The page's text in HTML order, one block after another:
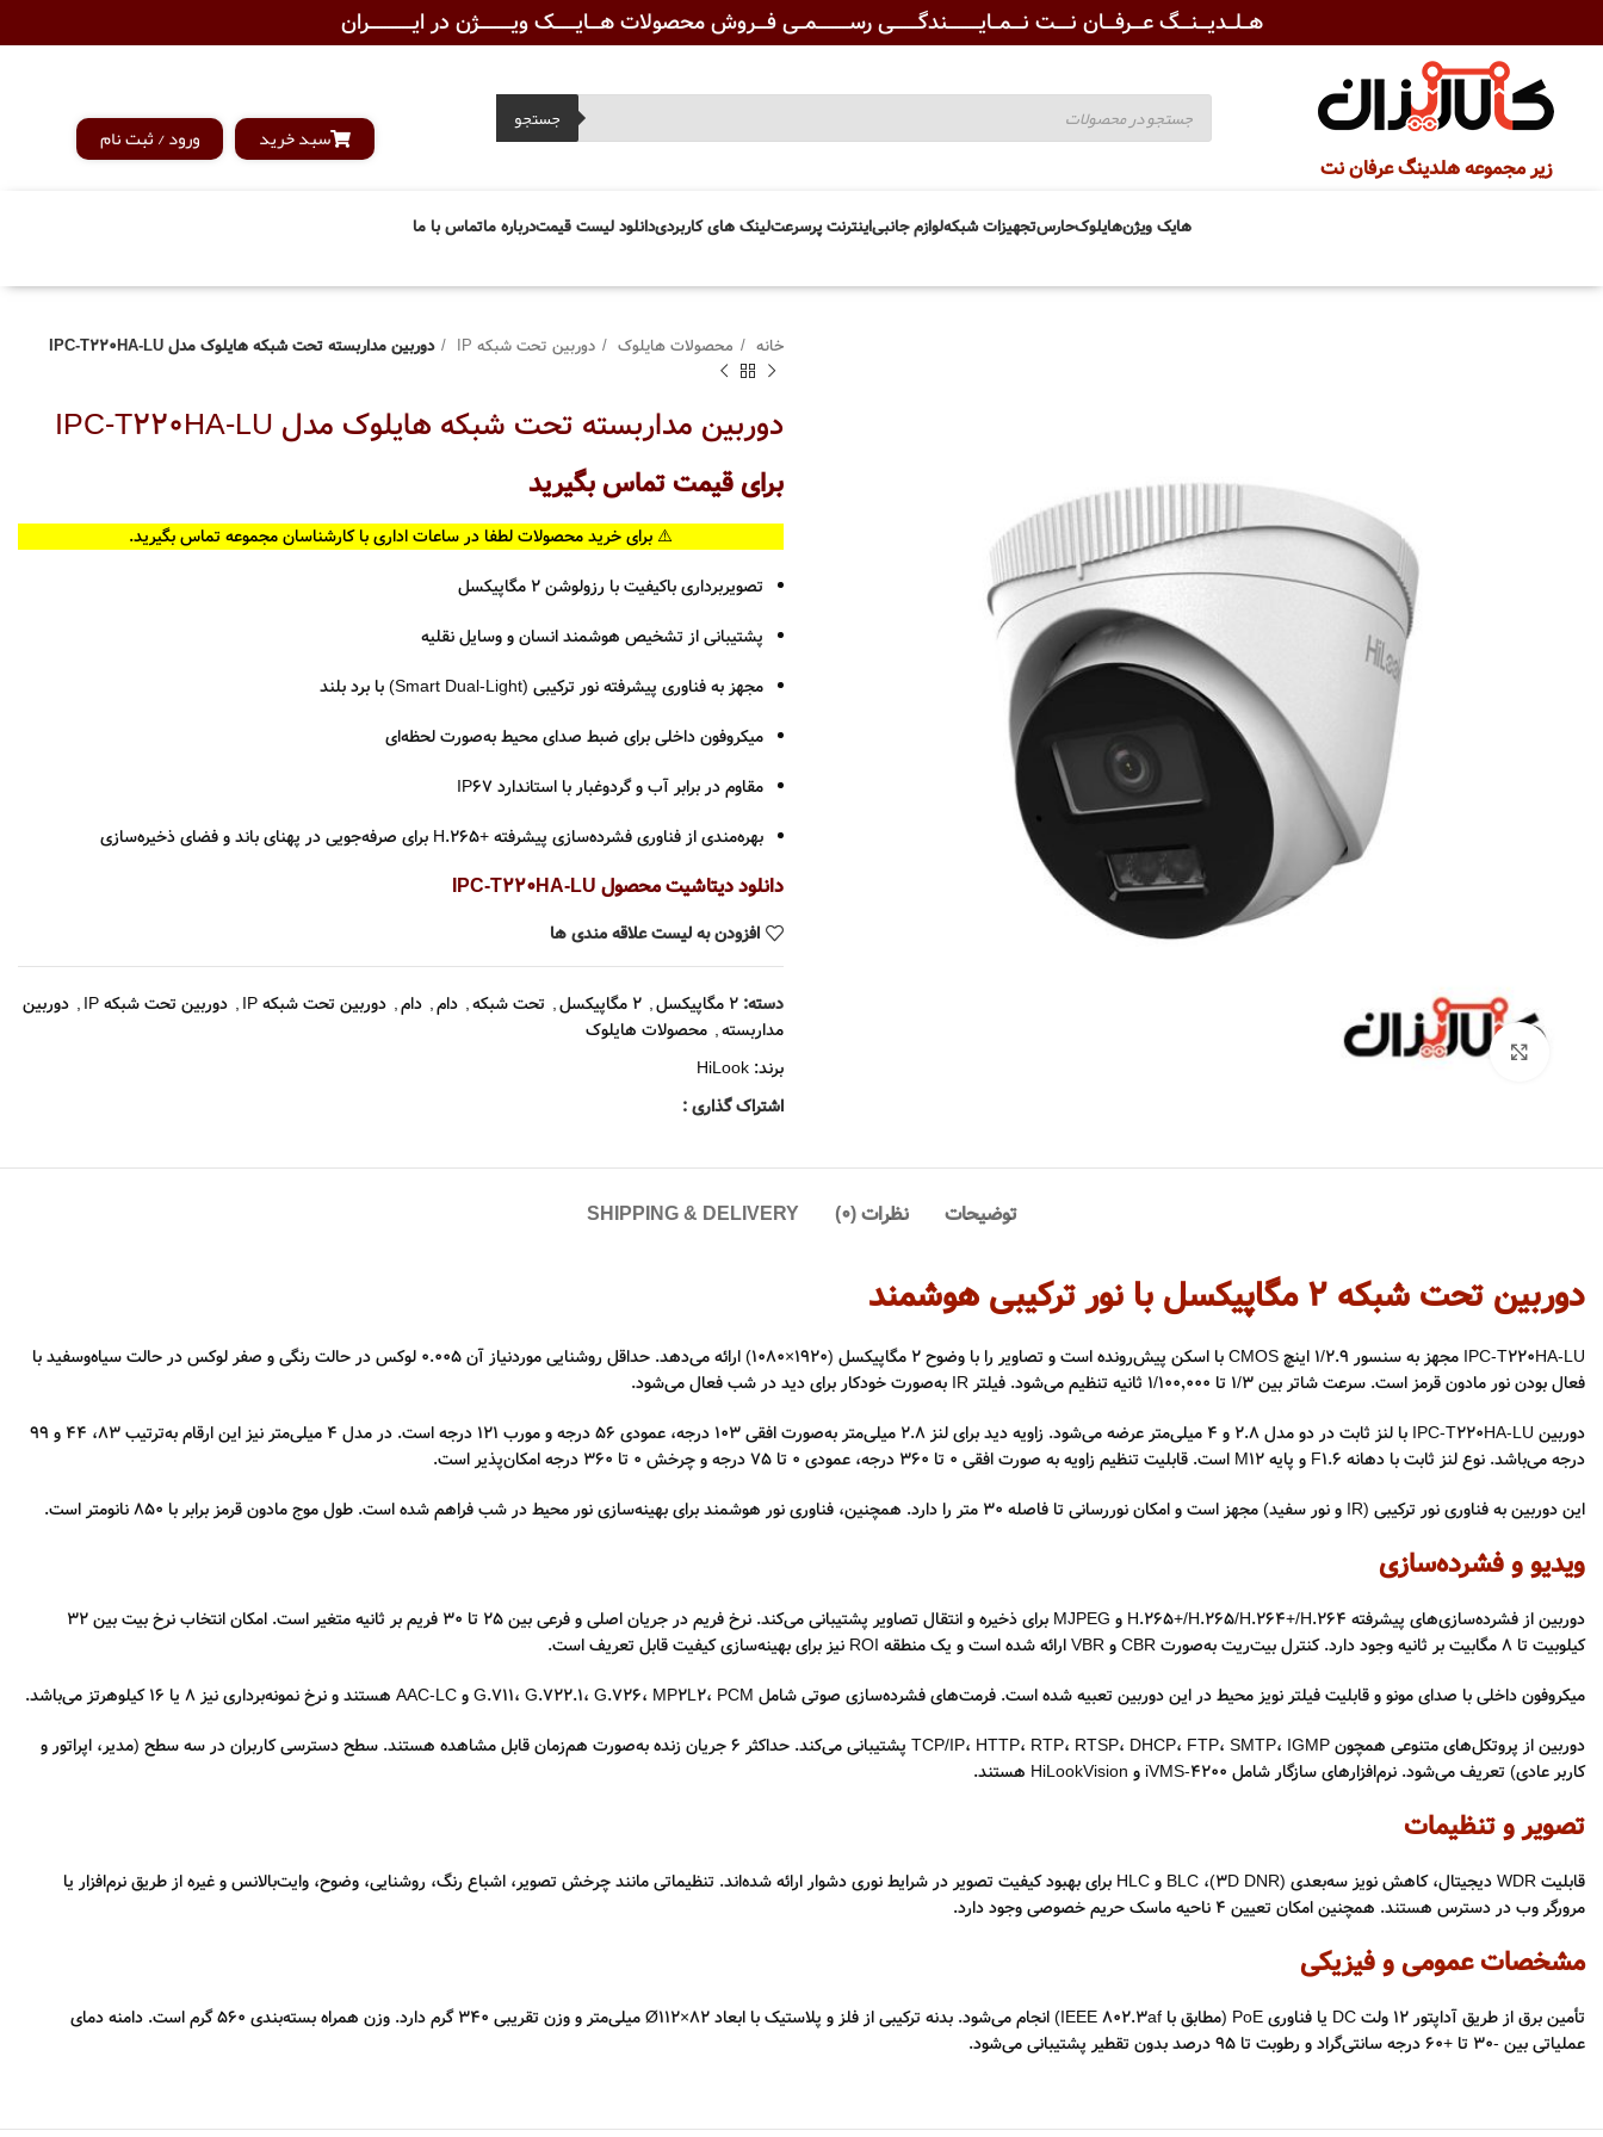
هــلــدیـــنـــگ عـــرفـــان نــــت نـــمــایـــــــــندگـــــــی رســـــــــمــی فـــروش محصولات هـــایــــــک ویـــــــــژن در ایــــــــــــران
زیر مجموعه هلدینگ عرفان نت
جستجو
سبد خرید ورود / ثبت نام
هایک ویژنهایلوکحارستجهیزات شبکهلوازم جانبیاینترنت پرسرعتلینک های کاربردیدانلود لیست قیمتدرباره ماتماس با ما
Click to enlarge
خانه محصولات هایلوک دوربین تحت شبکه IP دوربین مداربسته تحت شبکه هایلوک مدل IPC-T220HA-LU
دوربین مداربسته تحت شبکه هایلوک مدل IPC-T220HA-LU
برای قیمت تماس بگیرید
⚠️ برای خرید محصولات لطفا در ساعات اداری با کارشناسان مجموعه تماس بگیرید.
تصویربرداری باکیفیت با رزولوشن ۲ مگاپیکسل
پشتیبانی از تشخیص هوشمند انسان و وسایل نقلیه
مجهز به فناوری پیشرفته نور ترکیبی (Smart Dual-Light) با برد بلند
میکروفون داخلی برای ضبط صدای محیط به‌صورت لحظه‌ای
مقاوم در برابر آب و گردوغبار با استاندارد IP67
بهره‌مندی از فناوری فشرده‌سازی پیشرفته +H.265 برای صرفه‌جویی در پهنای باند و فضای ذخیره‌سازی
دانلود دیتاشیت محصول IPC-T220HA-LU
افزودن به لیست علاقه مندی ها
دسته: 2 مگاپیکسل , 2 مگاپیکسل , تحت شبکه, دام, دام, دوربین تحت شبکه IP , دوربین تحت شبکه IP , دوربین
مداربسته, محصولات هایلوک
برند: HiLook
اشتراک گذاری :
توضیحات نظرات (0) SHIPPING & DELIVERY
دوربین تحت شبکه ۲ مگاپیکسل با نور ترکیبی هوشمند
IPC-T220HA-LU مجهز به سنسور ۱/۲.۹ اینچ CMOS با اسکن پیش‌رونده است و تصاویر را با وضوح ۲ مگاپیکسل (۱۹۲۰×۱۰۸۰) ارائه می‌دهد. حداقل روشنایی موردنیاز آن 0.005 لوکس در حالت رنگی و صفر لوکس در حالت سیاه‌وسفید با
فعال بودن نور مادون قرمز است. سرعت شاتر بین ۱/۳ تا ۱/۱۰۰٬۰۰۰ ثانیه تنظیم می‌شود. فیلتر IR به‌صورت خودکار برای دید در شب فعال می‌شود.
دوربین IPC-T220HA-LU با لنز ثابت در دو مدل ۲.۸ و ۴ میلی‌متر عرضه می‌شود. زاویه دید برای لنز ۲.۸ میلی‌متر به‌صورت افقی ۱۰۳ درجه، عمودی ۵۶ درجه و مورب ۱۲۱ درجه است. در مدل ۴ میلی‌متر نیز این ارقام به‌ترتیب ۸۳، ۴۴ و ۹۹
درجه می‌باشد. نوع لنز ثابت با دهانه F1.6 و پایه M12 است. قابلیت تنظیم زاویه به صورت افقی ۰ تا ۳۶۰ درجه، عمودی ۰ تا ۷۵ درجه و چرخش ۰ تا ۳۶۰ درجه امکان‌پذیر است.
این دوربین به فناوری نور ترکیبی (IR و نور سفید) مجهز است و امکان نوررسانی تا فاصله ۳۰ متر را دارد. همچنین، فناوری نور هوشمند برای بهینه‌سازی نور محیط در شب فراهم شده است. طول موج مادون قرمز برابر با ۸۵۰ نانومتر است.
ویدیو و فشرده‌سازی
دوربین از فشرده‌سازی‌های پیشرفته H.265+/H.265/H.264+/H.264 و MJPEG برای ذخیره و انتقال تصاویر پشتیبانی می‌کند. نرخ فریم در جریان اصلی و فرعی بین ۲۵ تا ۳۰ فریم بر ثانیه متغیر است. امکان انتخاب نرخ بیت بین ۳۲
کیلوبیت تا ۸ مگابیت بر ثانیه وجود دارد. کنترل بیت‌ریت به‌صورت CBR و VBR ارائه شده است و یک منطقه ROI نیز برای بهینه‌سازی کیفیت قابل تعریف است.
میکروفون داخلی با صدای مونو و قابلیت فیلتر نویز محیط در این دوربین تعبیه شده است. فرمت‌های فشرده‌سازی صوتی شامل G.711، G.722.1، G.726، MP2L2، PCM و AAC-LC هستند و نرخ نمونه‌برداری نیز ۸ یا ۱۶ کیلوهرتز می‌باشد.
دوربین از پروتکل‌های متنوعی همچون TCP/IP، HTTP، RTP، RTSP، DHCP، FTP، SMTP، IGMP پشتیبانی می‌کند. حداکثر ۶ جریان زنده به‌صورت هم‌زمان قابل مشاهده هستند. سطح دسترسی کاربران در سه سطح (مدیر، اپراتور و
کاربر عادی) تعریف می‌شود. نرم‌افزارهای سازگار شامل iVMS-4200 و HiLookVision هستند.
تصویر و تنظیمات
قابلیت WDR دیجیتال، کاهش نویز سه‌بعدی (3D DNR)، BLC و HLC برای بهبود کیفیت تصویر در شرایط نوری دشوار ارائه شده‌اند. تنظیماتی مانند چرخش تصویر، اشباع رنگ، روشنایی، وضوح، وایت‌بالانس و غیره از طریق نرم‌افزار یا
مرورگر وب در دسترس هستند. همچنین امکان تعیین ۴ ناحیه ماسک حریم خصوصی وجود دارد.
مشخصات عمومی و فیزیکی
تأمین برق از طریق آداپتور ۱۲ ولت DC یا فناوری PoE (مطابق با IEEE 802.3af) انجام می‌شود. بدنه ترکیبی از فلز و پلاستیک با ابعاد Ø112×82 میلی‌متر و وزن تقریبی ۳۴۰ گرم دارد. وزن همراه بسته‌بندی ۵۶۰ گرم است. دامنه دمای
عملیاتی بین -۳۰ تا +۶۰ درجه سانتی‌گراد و رطوبت تا ۹۵ درصد بدون تقطیر پشتیبانی می‌شود.